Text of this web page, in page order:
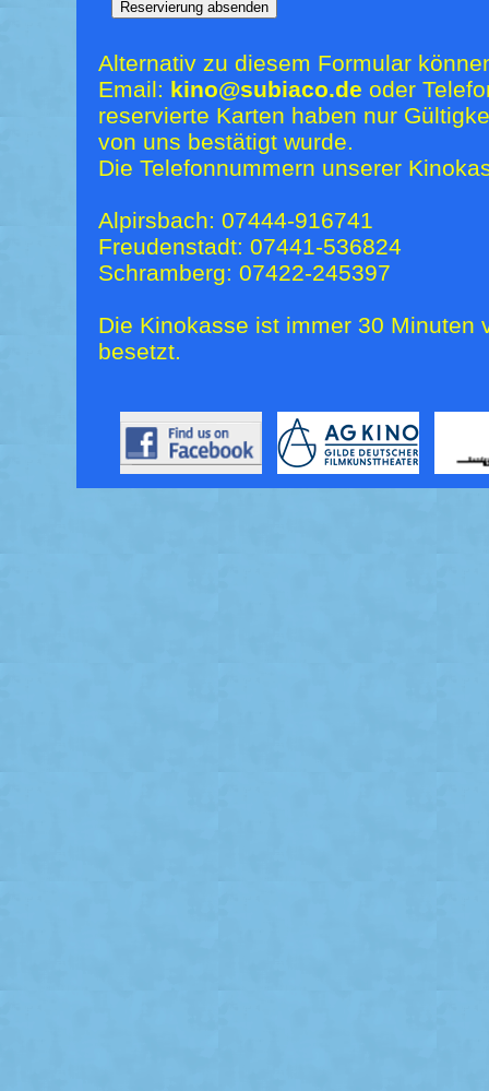
Alternativ zu diesem Formular
Email: kino@subiaco.de oder
reservierte Karten haben nur
von uns bestätigt wurde.
Die Telefonnummern unserer
Alpirsbach: 07444-916741
Freudenstadt: 07441-536824
Schramberg: 07422-245397
Die Kinokasse ist immer 30 Minuten
besetzt.